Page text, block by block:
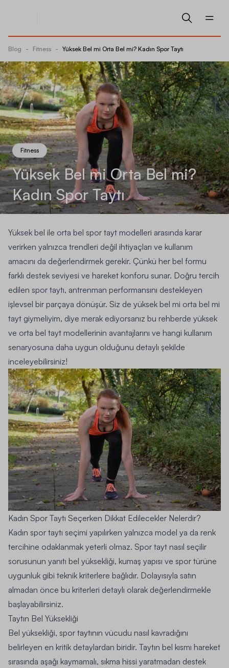
Blog - Fitness - Yüksek Bel mi Orta Bel mi? Kadın Spor Taytı
Fitness
Yüksek Bel mi Orta Bel mi?
Kadın Spor Taytı
Yüksek bel ile orta bel spor tayt modelleri arasında karar
verirken yalnızca trendleri değil ihtiyaçları ve kullanım
amacını da değerlendirmek gerekir. Çünkü her bel formu
farklı destek seviyesi ve hareket konforu sunar. Doğru tercih
edilen spor taytı, antrenman performansını destekleyen
işlevsel bir parçaya dönüşür. Siz de yüksek bel mi orta bel mi
tayt giymeliyim, diye merak ediyorsanız bu rehberde yüksek
ve orta bel tayt modellerinin avantajlarını ve hangi kullanım
senaryosuna daha uygun olduğunu detaylı şekilde
inceleyebilirsiniz!
Kadın Spor Taytı Seçerken Dikkat Edilecekler Nelerdir?
Kadın spor taytı seçimi yapılırken yalnızca model ya da renk
tercihine odaklanmak yeterli olmaz. Spor tayt nasıl seçilir
sorusunun yanıtı bel yüksekliği, kumaş yapısı ve spor türüne
uygunluk gibi teknik kriterlere bağlıdır. Dolayısıyla satın
almadan önce bu kriterleri detaylı olarak değerlendirmekle
başlayabilirsiniz.
Taytın Bel Yüksekliği
Bel yüksekliği, spor taytının vücudu nasıl kavradığını
belirleyen en kritik detaylardan biridir. Taytın bel kısmı hareket
sırasında aşağı kaymamalı, sıkma hissi yaratmadan destek